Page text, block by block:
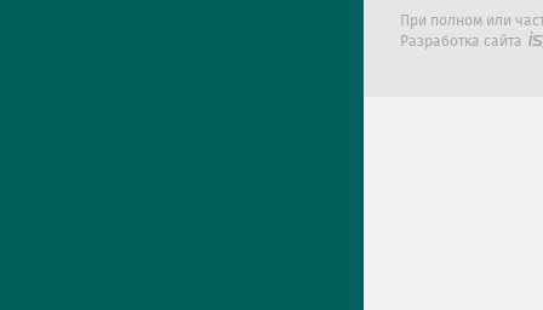
При полном или
Разработка сайта